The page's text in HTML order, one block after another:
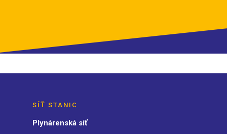
SÍŤ STANIC
Plynárenská síť